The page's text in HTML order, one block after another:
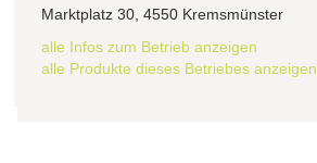
Marktplatz 30, 4550 Kremsmünster
alle Infos zum Betrieb anzeigen
alle Produkte dieses Betriebes anzeigen